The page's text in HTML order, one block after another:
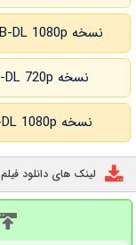
نسخه WEB-DL 1080p
نسخه WEB-DL 720p زبان اصلی
نسخه WEB-DL 1080p زبان اصلی
لینک های دانلود فیلم Devils Knight 2024